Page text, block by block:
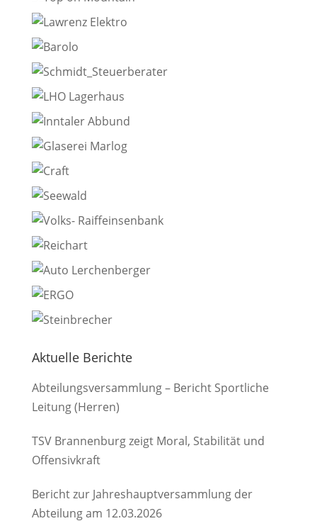
Aktuelle Berichte
Abteilungsversammlung – Bericht Sportliche
Leitung (Herren)
TSV Brannenburg zeigt Moral, Stabilität und
Offensivkraft
Bericht zur Jahreshauptversammlung der
Abteilung am 12.03.2026